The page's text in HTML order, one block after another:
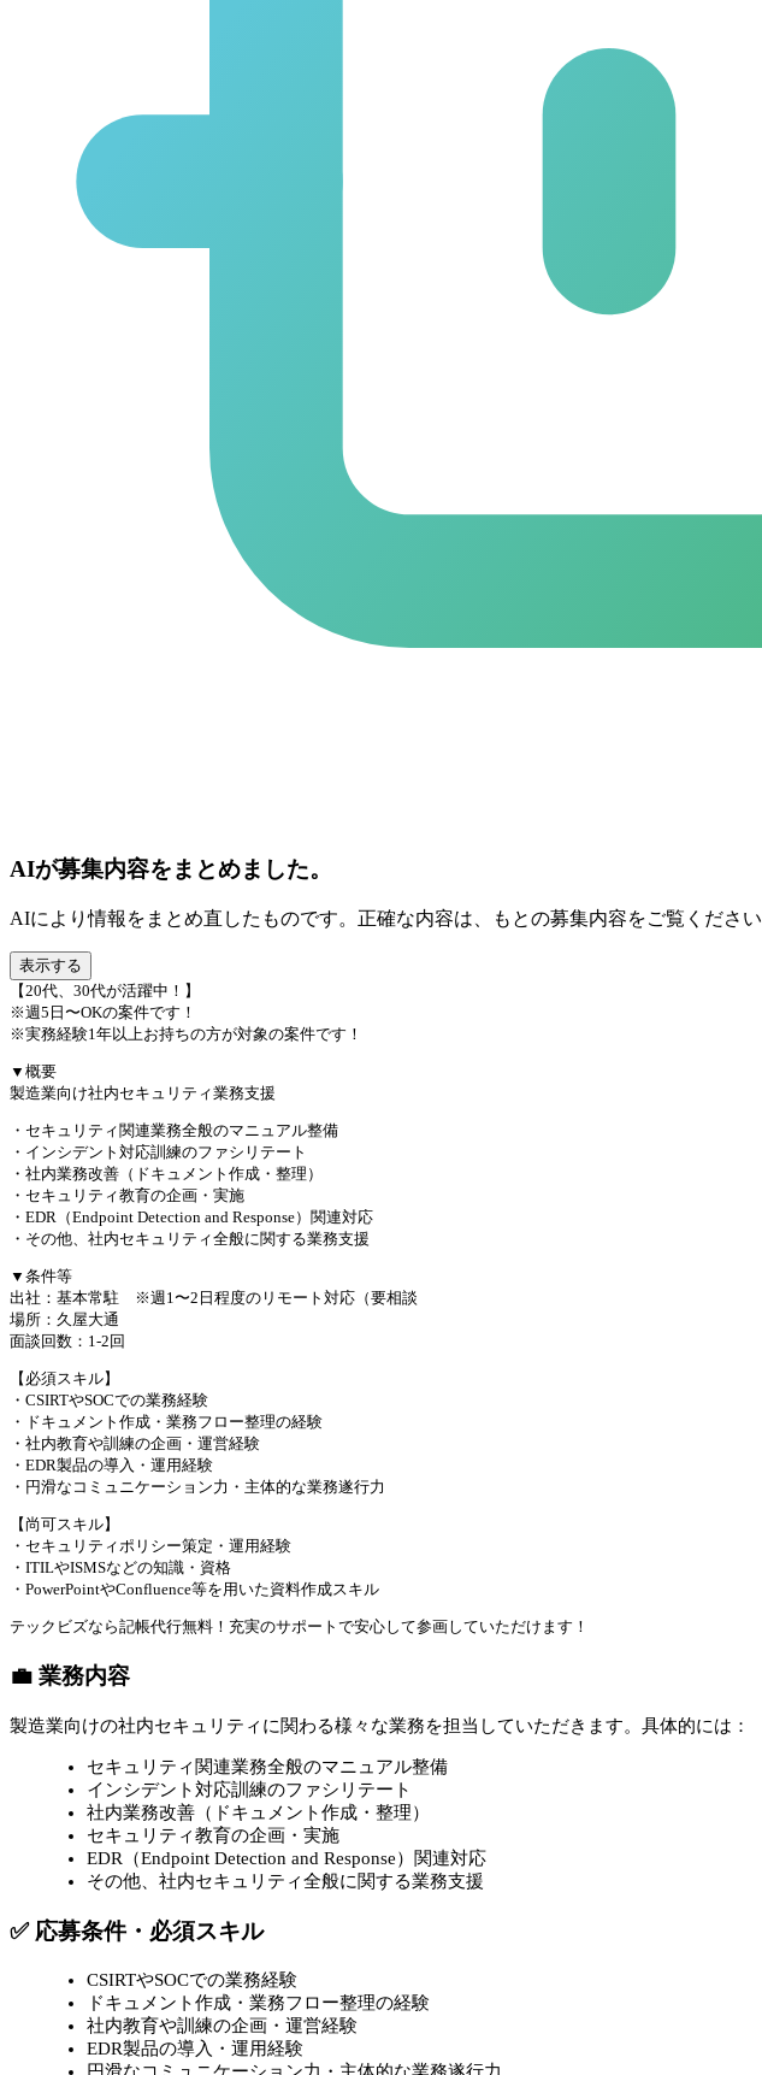
AIが募集内容をまとめました。
AIにより情報をまとめ直したものです。正確な内容は、もとの募集内容をご覧ください
表示する
【20代、30代が活躍中！】
※週5日〜OKの案件です！
※実務経験1年以上お持ちの方が対象の案件です！
▼概要
製造業向け社内セキュリティ業務支援
・セキュリティ関連業務全般のマニュアル整備
・インシデント対応訓練のファシリテート
・社内業務改善（ドキュメント作成・整理）
・セキュリティ教育の企画・実施
・EDR（Endpoint Detection and Response）関連対応
・その他、社内セキュリティ全般に関する業務支援
▼条件等
出社：基本常駐 ※週1〜2日程度のリモート対応（要相談
場所：久屋大通
面談回数：1-2回
【必須スキル】
・CSIRTやSOCでの業務経験
・ドキュメント作成・業務フロー整理の経験
・社内教育や訓練の企画・運営経験
・EDR製品の導入・運用経験
・円滑なコミュニケーション力・主体的な業務遂行力
【尚可スキル】
・セキュリティポリシー策定・運用経験
・ITILやISMSなどの知識・資格
・PowerPointやConfluence等を用いた資料作成スキル
テックビズなら記帳代行無料！充実のサポートで安心して参画していただけます！
💼 業務内容
製造業向けの社内セキュリティに関わる様々な業務を担当していただきます。具体的には：
セキュリティ関連業務全般のマニュアル整備
インシデント対応訓練のファシリテート
社内業務改善（ドキュメント作成・整理）
セキュリティ教育の企画・実施
EDR（Endpoint Detection and Response）関連対応
その他、社内セキュリティ全般に関する業務支援
✅ 応募条件・必須スキル
CSIRTやSOCでの業務経験
ドキュメント作成・業務フロー整理の経験
社内教育や訓練の企画・運営経験
EDR製品の導入・運用経験